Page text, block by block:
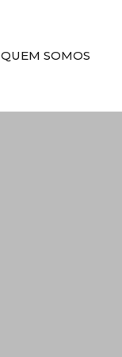
QUEM SOMOS